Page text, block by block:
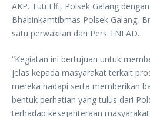
AKP. Tuti Elfi, Polsek Galang
Bhabinkamtibmas Polsek Galang,
satu perwakilan dari Pers TNI AD.
“Kegiatan ini bertujuan untuk
jelas kepada masyarakat terkait
mereka hadapi serta memberikan
bentuk perhatian yang tulus dari
terhadap kesejahteraan